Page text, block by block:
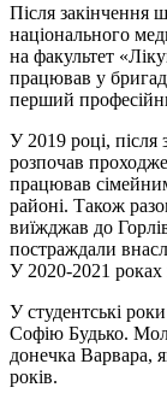
Після закінчення
національного
на факультет
працював у
перший
У 2019 році, після
розпочав
працював
районі. Також
виїжджав до
постраждали
У 2020-2021
У студентські
Софію Будько.
донечка Варвара,
років.